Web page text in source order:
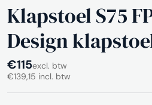
Klapstoel S75
Design
Normale
prijs
€115excl. btw
€139,15 incl. btw